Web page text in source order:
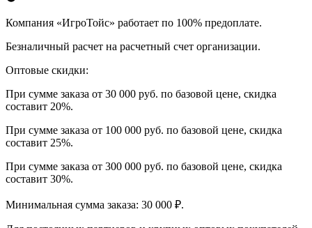
Компания «ИгроТойс» работает по 100% предоплате.
Безналичный расчет на расчетный счет организации.
Оптовые скидки:
При сумме заказа от 30 000 руб. по базовой цене, скидка
составит 20%.
При сумме заказа от 100 000 руб. по базовой цене, скидка
составит 25%.
При сумме заказа от 300 000 руб. по базовой цене, скидка
составит 30%.
Минимальная сумма заказа: 30 000 ₽.